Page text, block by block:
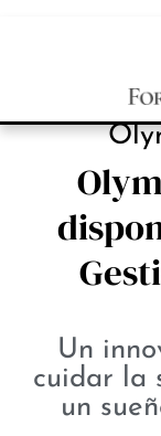
Un
cuidar la
un